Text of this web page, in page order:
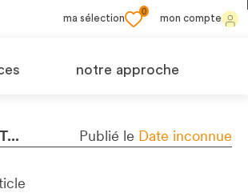
ma sélection
0
mon compte
notre approche
Publié le Date inconnue